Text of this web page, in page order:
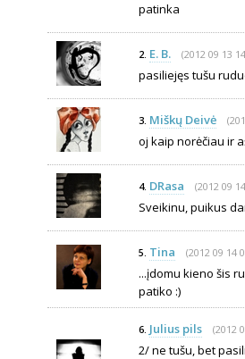
patinka
2. E. B. (2012 09 13
pasiliejęs tušu
3. Miškų Deivė
oj kaip norėčiau ir
4. DRasa (2012 09
Sveikinu, puikus
5. Tina (2012 09 14
...įdomu kieno šis
patiko :)
6. Julius pils (2012
2/ ne tušu, bet